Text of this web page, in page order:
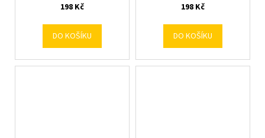
198 Kč
DO KOŠÍKU
198 Kč
DO KOŠÍKU